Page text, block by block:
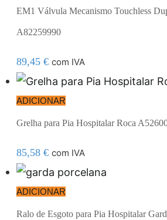
EM1 Válvula Mecanismo Touchless
A82259990
89,45 € com IVA
ADICIONAR
Grelha para Pia Hospitalar Roca
85,58 € com IVA
ADICIONAR
Ralo de Esgoto para Pia Hospitalar